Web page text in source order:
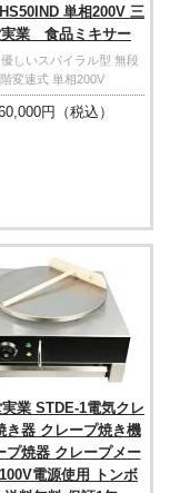
単相200V 三
実業 食品ミキサー
しいスパイラル型 無段
階変速式 単相200V
円（税込）
業 STDE-1電気クレ
き器 クレープ焼き機
プ焼器 クレープメー
電源使用 トンボ